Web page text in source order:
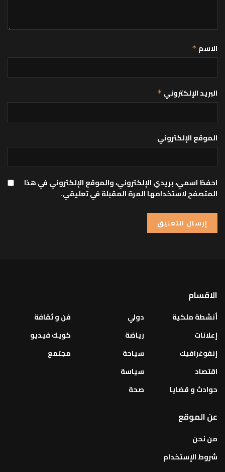
الاسم *
البريد الإلكتروني *
الموقع الإلكتروني
احفظ اسمي، بريدي الإلكتروني، والموقع الإلكتروني في هذا
المتصفح لاستخدامها المرة المقبلة في تعليقي.
الاقسام
أنشطة ملكية
إعلانات
إنفوغرافيك
اقتصاد
حوادث و قضايا
دولي
رياضة
سياحة
سياسة
صحة
فن و ثقافة
كويك فيديو
مجتمع
عن الموقع
من نحن
شروط الإستخدام